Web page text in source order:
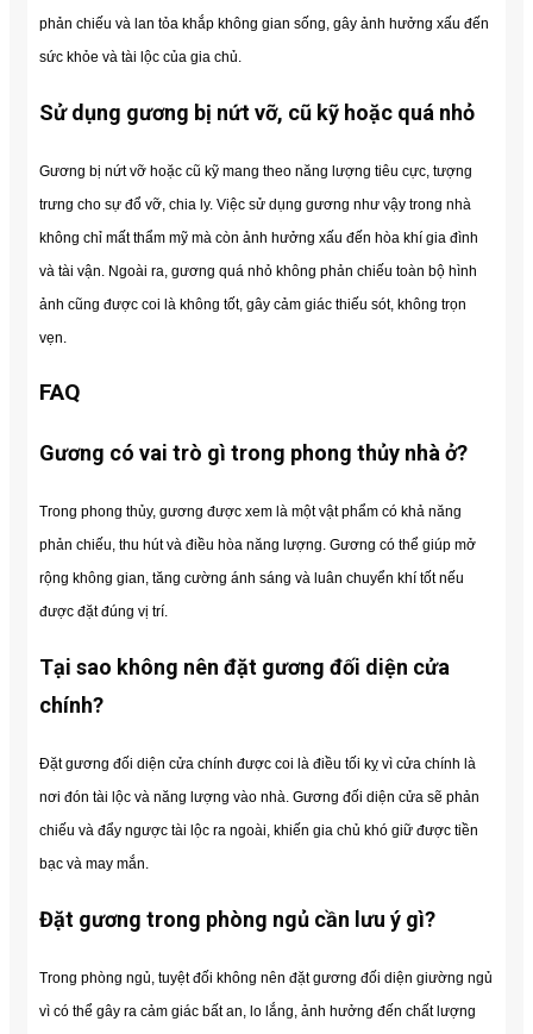
phản chiếu và lan tỏa khắp không gian sống, gây ảnh hưởng xấu đến
sức khỏe và tài lộc của gia chủ.
Sử dụng gương bị nứt vỡ, cũ kỹ hoặc quá nhỏ
Gương bị nứt vỡ hoặc cũ kỹ mang theo năng lượng tiêu cực, tượng
trưng cho sự đổ vỡ, chia ly. Việc sử dụng gương như vậy trong nhà
không chỉ mất thẩm mỹ mà còn ảnh hưởng xấu đến hòa khí gia đình
và tài vận. Ngoài ra, gương quá nhỏ không phản chiếu toàn bộ hình
ảnh cũng được coi là không tốt, gây cảm giác thiếu sót, không trọn
vẹn.
FAQ
Gương có vai trò gì trong phong thủy nhà ở?
Trong phong thủy, gương được xem là một vật phẩm có khả năng
phản chiếu, thu hút và điều hòa năng lượng. Gương có thể giúp mở
rộng không gian, tăng cường ánh sáng và luân chuyển khí tốt nếu
được đặt đúng vị trí.
Tại sao không nên đặt gương đối diện cửa
chính?
Đặt gương đối diện cửa chính được coi là điều tối kỵ vì cửa chính là
nơi đón tài lộc và năng lượng vào nhà. Gương đối diện cửa sẽ phản
chiếu và đẩy ngược tài lộc ra ngoài, khiến gia chủ khó giữ được tiền
bạc và may mắn.
Đặt gương trong phòng ngủ cần lưu ý gì?
Trong phòng ngủ, tuyệt đối không nên đặt gương đối diện giường ngủ
vì có thể gây ra cảm giác bất an, lo lắng, ảnh hưởng đến chất lượng